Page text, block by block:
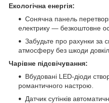
Екологічна енергія:
Сонячна панель
електрику — безкоштовне
Забудьте про рахунки за
атмосферу без шкоди
Чарівне підсвічування:
Вбудовані LED-діоди
романтичного настрою.
Датчик сутінків